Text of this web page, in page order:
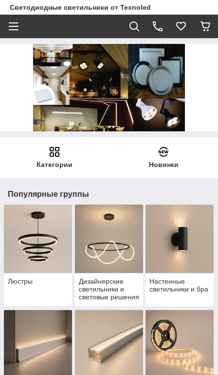
Светодиодные светильники от Texnoled
Категории Новинки
Популярные группы
Люстры
Дизайнерские
светильники и
световые решения
Настенные
светильники и бра